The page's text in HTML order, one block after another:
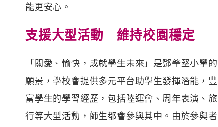
能更安心。
支援大型活動 維持校園穩定
「關愛、愉快，成就學生未來」是鄧肇堅小學的
願景，學校會提供多元平台助學生發揮潛能，豐
富學生的學習經歷，包括陸運會、周年表演、旅
行等大型活動，師生都會參與其中。由於參與者